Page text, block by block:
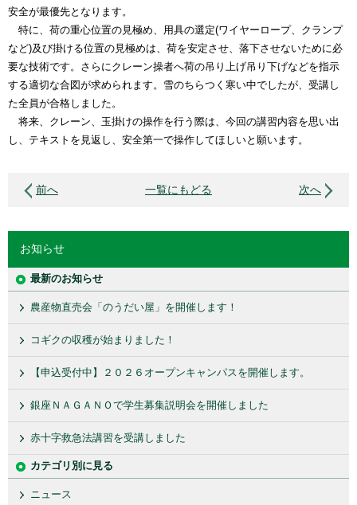
安全が最優先となります。
特に、荷の重心位置の見極め、用具の選定(ワイヤーロープ、クランプ
など)及び掛ける位置の見極めは、荷を安定させ、落下させないために必
要な技術です。さらにクレーン操者へ荷の吊り上げ吊り下げなどを指示
する適切な合図が求められます。雪のちらつく寒い中でしたが、受講し
た全員が合格しました。
将来、クレーン、玉掛けの操作を行う際は、今回の講習内容を思い出
し、テキストを見返し、安全第一で操作してほしいと願います。
前へ 一覧にもどる 次へ
お知らせ
最新のお知らせ
農産物直売会「のうだい屋」を開催します！
コギクの収穫が始まりました！
【申込受付中】２０２６オープンキャンパスを開催します。
銀座ＮＡＧＡＮＯで学生募集説明会を開催しました
赤十字救急法講習を受講しました
カテゴリ別に見る
ニュース